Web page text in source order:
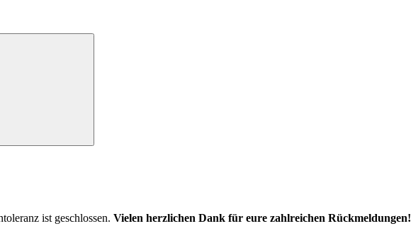
ist geschlossen. Vielen herzlichen Dank für eure zahlreichen Rückmeldungen!